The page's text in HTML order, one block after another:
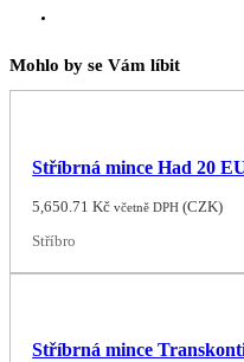
Mohlo by se Vám líbit
Stříbrná mince Had 20
5,650.71Kč včetně DPH (CZK)
Stříbro
Stříbrná mince